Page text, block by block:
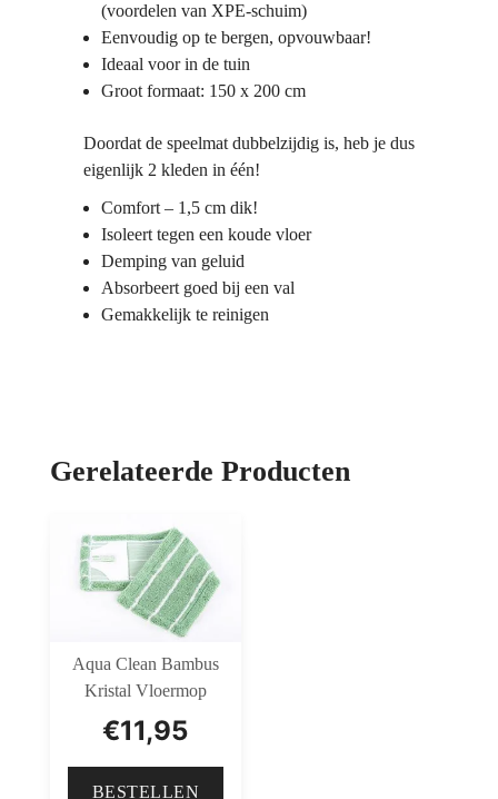
(voordelen van XPE-schuim)
Eenvoudig op te bergen, opvouwbaar!
Ideaal voor in de tuin
Groot formaat: 150 x 200 cm
Doordat de speelmat dubbelzijdig is, heb je dus
eigenlijk 2 kleden in één!
Comfort – 1,5 cm dik!
Isoleert tegen een koude vloer
Demping van geluid
Absorbeert goed bij een val
Gemakkelijk te reinigen
Gerelateerde Producten
Aqua Clean Bambus
Kristal Vloermop
€11,95
BESTELLEN